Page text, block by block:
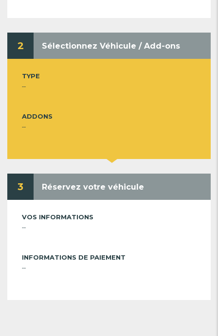
2 Sélectionnez Véhicule / Add-ons
TYPE
--
ADDONS
--
3 Réservez votre véhicule
VOS INFORMATIONS
--
INFORMATIONS DE PAIEMENT
--